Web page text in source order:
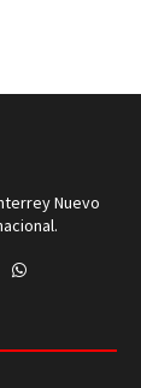
Nuevo